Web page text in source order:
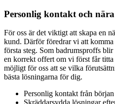
Personlig kontakt och
För oss är det viktigt att skapa en
kund. Därför föredrar vi att
första steg. Som badrumsproffs
en korrekt offert om vi först får
möjligt för oss att se vilka
bästa lösningarna för dig.
Personlig kontakt från